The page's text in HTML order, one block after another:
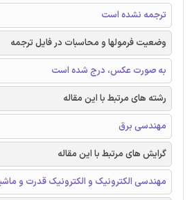
ترجمه نشده است
وضعیت فرمولها و محاسبات در فایل ترجمه
به صورت عکس، درج شده است
رشته های مرتبط با این مقاله
مهندسی برق
گرایش های مرتبط با این مقاله
مهندسی الکترونیک و الکترونیک قدرت و